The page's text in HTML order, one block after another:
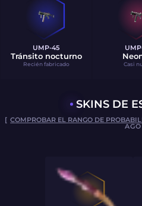
UMP-45
Tránsito nocturno
Recién fabricado Casi
SKINS DE
[COMPROBAR EL RANGO DE
AGO